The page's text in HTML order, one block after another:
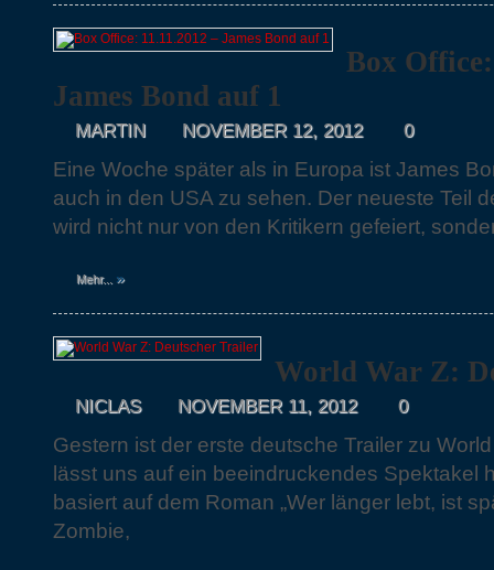
Box
James Bond auf 1
MARTIN NOVEMBER 12, 2012 0
Eine Woche später als in Europa ist James
auch in den USA zu sehen. Der neueste Teil
wird nicht nur von den Kritikern gefeiert,
Mehr... »
World War Z:
NICLAS NOVEMBER 11, 2012 0
Gestern ist der erste deutsche Trailer zu
lässt uns auf ein beeindruckendes Spektakel
basiert auf dem Roman „Wer länger lebt, ist
Zombie,